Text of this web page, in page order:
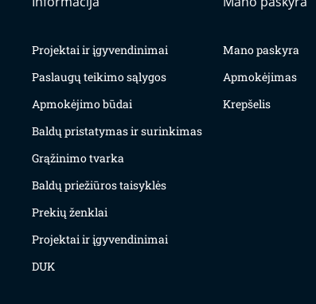
Projektai ir įgyvendinimai
Paslaugų teikimo sąlygos
Apmokėjimo būdai
Baldų pristatymas ir surinkimas
Grąžinimo tvarka
Baldų priežiūros taisyklės
Prekių ženklai
Projektai ir įgyvendinimai
DUK
Mano paskyra
Apmokėjimas
Krepšelis